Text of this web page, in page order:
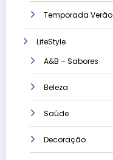
Temporada Verão
LifeStyle
A&B – Sabores
Beleza
Saúde
Decoração